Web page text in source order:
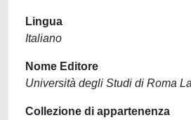
Lingua
Italiano
Nome Editore
Università degli Studi di Roma
Collezione di appartenenza